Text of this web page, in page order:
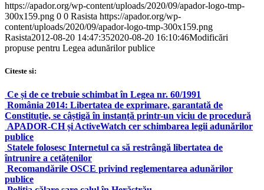
https://apador.org/wp-content/uploads/2020/09/apador-logo-tmp-
300x159.png 0 0 Rasista https://apador.org/wp-
content/uploads/2020/09/apador-logo-tmp-300x159.png
Rasista2012-08-20 14:47:352020-08-20 16:10:46Modificări
propuse pentru Legea adunărilor publice
Citeste si:
Ce și de ce trebuie schimbat în Legea nr. 60/1991
România 2014: Libertatea de exprimare, garantată de
Constituție, se câștigă în instanță printr-un viciu de procedură
APADOR-CH și ActiveWatch cer schimbarea legii adunărilor
publice
Statele folosesc Internetul ca să restrângă libertatea de
întrunire a cetățenilor
Recomandările OSCE privind reglementarea adunărilor
publice